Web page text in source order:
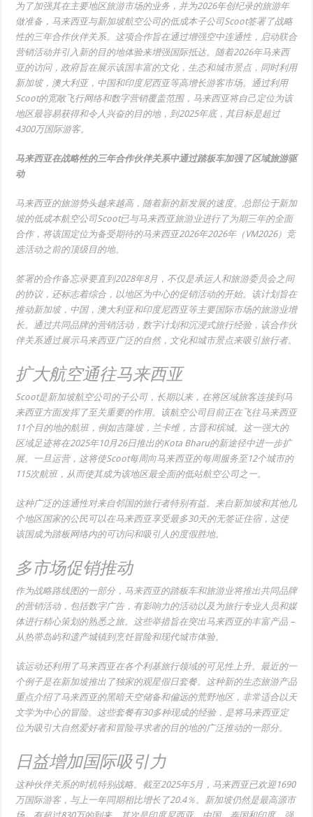
为了加强其在主要地区旅游市场的业务，并为2026年创纪录的旅游年
做准备，马来西亚与新加坡航空公司的低成本子公司Scoot签署了战略
性的三年合作伙伴关系。这项合作旨在通过增强空中连通性，启动联合
营销活动并引入新的目的地体验来增强国际抵达。随着2026年马来西
亚的访问，政府旨在展示该国丰富的文化，生态和城市景点，同时利用
新加坡，澳大利亚，中国和印度尼西亚等高增长游客市场。通过利用
Scoot的宽敞飞行网络和数字营销覆盖范围，马来西亚将自己定位为该
地区最容易获得和令人兴奋的目的地，到2025年底，其目标是超过
4300万国际游客。
马来西亚在战略性的三年合作伙伴关系中通过踏板车加强了区域旅游驱
动
马来西亚的旅游势头越来越高，随着新的新发展的速度。总部位于新加
坡的低成本航空公司Scoot已与马来西亚旅游业进行了为期三年的全面
合作，将该国定位为备受期待的马来西亚2026年2026年（VM2026）竞
选活动之前的顶级目的地。
签署的合作备忘录要直到2028年8月，不仅是承运人和旅游委员会之间
的协议，还标志着综合，以地区为中心的促销活动的开始。该计划旨在
推动新加坡，中国，澳大利亚和印度尼西亚等主要国际市场的旅游业增
长。通过共同品牌的营销活动，数字计划和沉浸式旅行经验，该合作伙
伴关系通过展示马来西亚广泛的自然，文化和城市景点来吸引旅行者。
扩大航空通往马来西亚
Scoot是新加坡航空公司的子公司，长期以来，在将区域旅客连接到马
来西亚方面发挥了至关重要的作用。该航空公司目前正在飞往马来西亚
11个目的地的航班，例如吉隆坡，兰卡维，古晋和槟城。这一强大的
区域足迹将在2025年10月26日推出的Kota Bharu的新途径中进一步扩
展。一旦运营，这将使Scoot每周向马来西亚的每周服务至12个城市的
115次航班，从而使其成为该地区最全面的低站航空公司之一。
这种广泛的连通性对来自邻国的旅行者特别有益。来自新加坡和其他几
个地区国家的公民可以在马来西亚享受最多30天的无签证住宿，这使
该国成为踏板网络内的可访问和吸引人的度假胜地。
多市场促销推动
作为战略路线图的一部分，马来西亚的踏板车和旅游业将推出共同品牌
的营销活动，包括数字广告，有影响力的活动以及为旅行专业人员和媒
体进行精心策划的熟悉之旅。这些举措旨在突出马来西亚的丰富产品 –
从热带岛屿和遗产城镇到烹饪冒险和现代城市体验。
该运动还利用了马来西亚在各个利基旅行领域的可见性上升。最近的一
个例子是在新加坡推出了独家的观星假日套餐。这种新的生态旅游产品
重点介绍了马来西亚的黑暗天空储备和偏远的荒野地区，非常适合以天
文学为中心的冒险。这些套餐有30多种现成的经验，是将马来西亚定
位为吸引大自然爱好者和冒险寻求者的目的地的广泛推动的一部分。
日益增加国际吸引力
这种伙伴关系的时机特别战略。截至2025年5月，马来西亚已欢迎1690
万国际游客，与上一年同期相比增长了20.4％。新加坡仍然是最高源市